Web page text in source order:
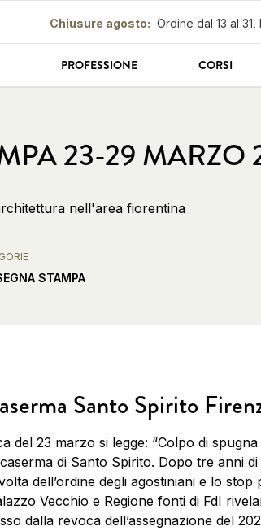
Chiusure agosto: Ordine dal 13 al
PROFESSIONE CORSI
23-29 MARZO
nell'area fiorentina
STAMPA
Santo Spirito
del 23 marzo si legge: “Colpo di spugna
di Santo Spirito. Dopo tre anni
dell’ordine degli agostiniani e lo
Vecchio e Regione fonti di FdI
dalla revoca dell’assegnazione del